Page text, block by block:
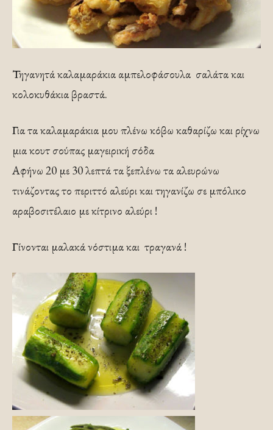
Τηγανητά καλαμαράκια αμπελοφάσουλα σαλάτα και
κολοκυθάκια βραστά.
Για τα καλαμαράκια μου πλένω κόβω καθαρίζω και ρίχνω
μια κουτ σούπας μαγειρική σόδα
Αφήνω 20 με 30 λεπτά τα ξεπλένω τα αλευρώνω
τινάζοντας το περιττό αλεύρι και τηγανίζω σε μπόλικο
αραβοσιτέλαιο με κίτρινο αλεύρι !
Γίνονται μαλακά νόστιμα και τραγανά !